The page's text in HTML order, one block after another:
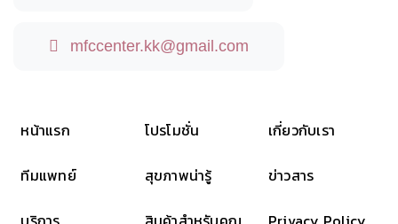
mfccenter.kk@gmail.com
หน้าแรก
ทีมแพทย์
โปรโมชั่น
สุขภาพน่ารู้
เกี่ยวกับเรา
ข่าวสาร